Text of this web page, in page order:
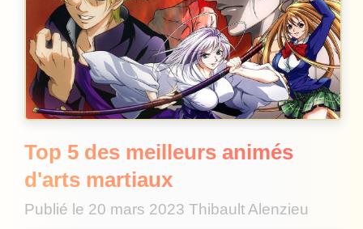
Top 5 des meilleurs animés
d'arts martiaux
Publié le 20 mars 2023 Thibault Alenzieu